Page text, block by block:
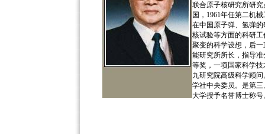
联合原子核研究所研
国，1961年任第二机
在中国原子弹、氢弹
核试验等方面的科研
聚变的科学设想，后
能研究所所长，指导
等奖，一项国家科学
九研究院高级科学顾
学社中央委员。是第
大学授予名誉博士称